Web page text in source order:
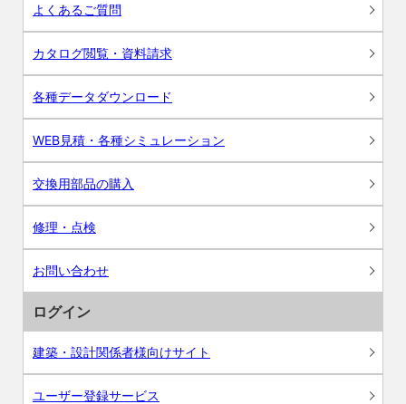
よくあるご質問
カタログ閲覧・資料請求
各種データダウンロード
WEB見積・各種シミュレーション
交換用部品の購入
修理・点検
お問い合わせ
ログイン
建築・設計関係者様向けサイト
ユーザー登録サービス